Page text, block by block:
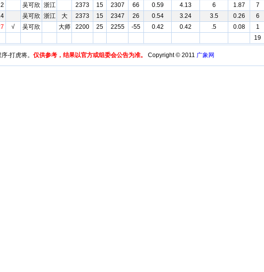
吴可欣 浙江 2373 15 2307 66 0.59 4.13 6 1.87 7
吴可欣 浙江 大 2373 15 2347 26 0.54 3.24 3.5 0.26 6
√ 吴可欣 大师 2200 25 2255 -55 0.42 0.42 .5 0.08 1
19
-打虎将。 仅供参考，结果以官方或组委会公告为准。 Copyright © 2011 广象网